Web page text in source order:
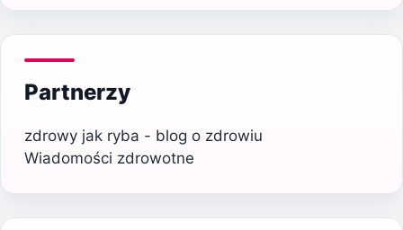
Partnerzy
zdrowy jak ryba - blog o zdrowiu
Wiadomości zdrowotne